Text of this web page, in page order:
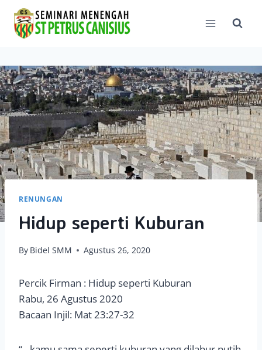
content
RENUNGAN
Hidup seperti Kuburan
By Bidel SMM Agustus 26, 2020
Percik Firman : Hidup seperti Kuburan
Rabu, 26 Agustus 2020
Bacaan Injil: Mat 23:27-32